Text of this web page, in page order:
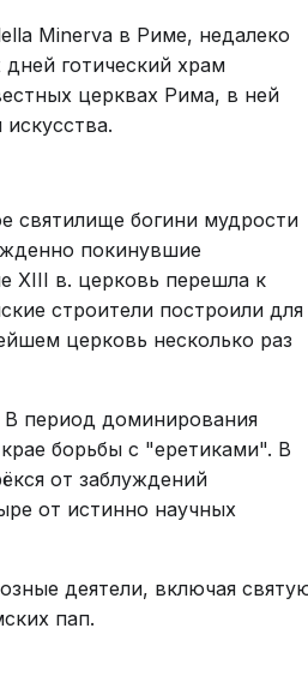
Minerva в Риме, недалеко
готический храм
церквах Рима, в ней
святилище богини мудрости
покинувшие
XIII в. церковь перешла к
строители построили для
церковь несколько раз
В период доминирования
борьбы с "еретиками". В
от заблуждений
от истинно научных
деятели, включая
пап.